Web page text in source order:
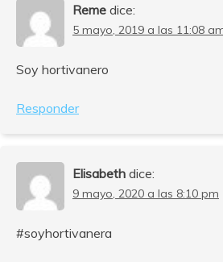
Reme dice:
5 mayo, 2019 a las 11:08
Soy hortivanero
Responder
Elisabeth dice:
9 mayo, 2020 a las 8:10 pm
#soyhortivanera